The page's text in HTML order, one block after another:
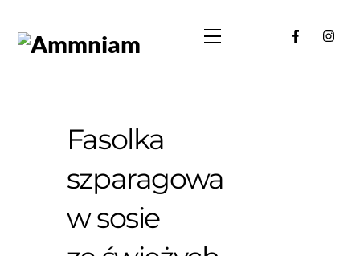
content
Menu
Fasolka
szparagowa
w sosie